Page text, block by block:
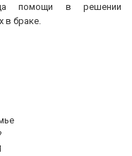
помощи в решении
в браке.